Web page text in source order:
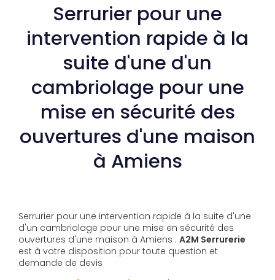
Serrurier pour une
intervention rapide à la
suite d'une d'un
cambriolage pour une
mise en sécurité des
ouvertures d'une maison
à Amiens
Serrurier pour une intervention rapide à la suite d'une
d'un cambriolage pour une mise en sécurité des
ouvertures d'une maison à Amiens : A2M Serrurerie
est à votre disposition pour toute question et
demande de devis